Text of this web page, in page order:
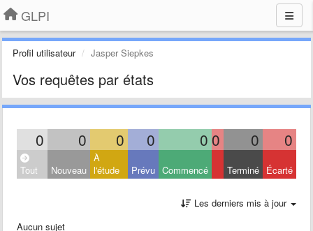
GLPI
Profil utilisateur Jasper Siepkes
Vos requêtes par états
0 0 0 0 0 0 0 0
Tout Nouveau
À
l'étude
Prévu Commencé Terminé Écarté
Les derniers mis à jour
Aucun sujet